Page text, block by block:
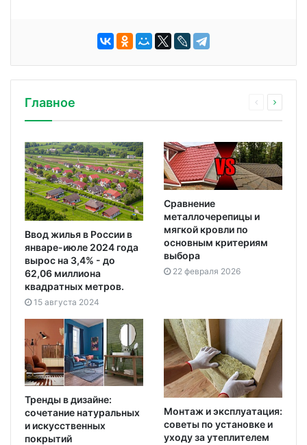
Главное
Ввод жилья в России в
январе-июле 2024 года
вырос на 3,4% - до
62,06 миллиона
квадратных метров.
15 августа 2024
Сравнение
металлочерепицы и
мягкой кровли по
основным критериям
выбора
22 февраля 2026
Тренды в дизайне:
сочетание натуральных
и искусственных
покрытий
Монтаж и эксплуатация:
советы по установке и
уходу за утеплителем